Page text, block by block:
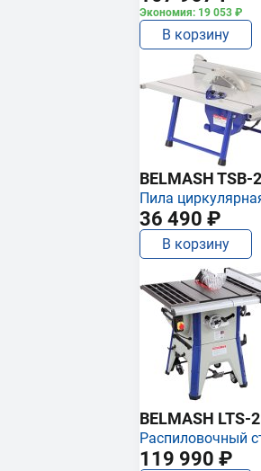
Экономия: 19 053 ₽
В корзину
BELMASH TSB-
Пила
36 490 ₽
В корзину
BELMASH LTS-
Распиловочный
119 990 ₽